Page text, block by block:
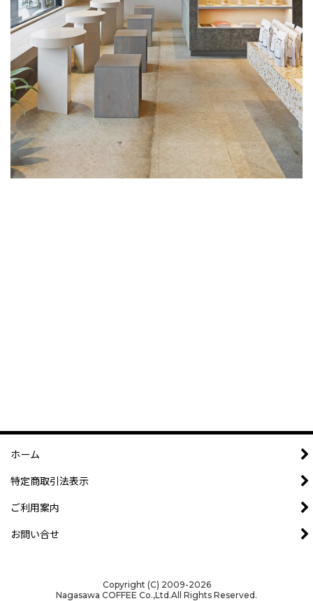
ホーム
特定商取引法表示
ご利用案内
お問い合せ
Copyright (C) 2009-2026
Nagasawa COFFEE Co.,Ltd.All Rights Reserved.